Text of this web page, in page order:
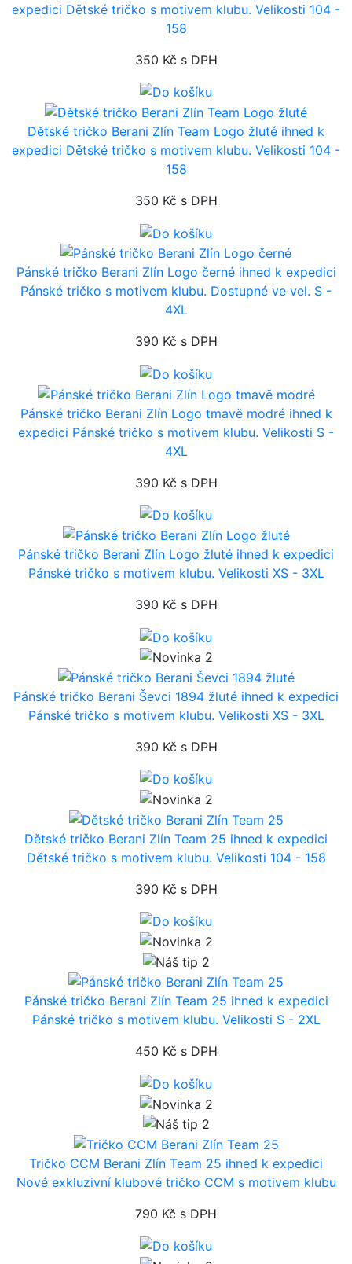
expedici Dětské tričko s motivem klubu. Velikosti 104 -
158
350 Kč s DPH
Dětské tričko Berani Zlín Team Logo žluté ihned k
expedici Dětské tričko s motivem klubu. Velikosti 104 -
158
350 Kč s DPH
Pánské tričko Berani Zlín Logo černé ihned k expedici
Pánské tričko s motivem klubu. Dostupné ve vel. S -
4XL
390 Kč s DPH
Pánské tričko Berani Zlín Logo tmavě modré ihned k
expedici Pánské tričko s motivem klubu. Velikosti S -
4XL
390 Kč s DPH
Pánské tričko Berani Zlín Logo žluté ihned k expedici
Pánské tričko s motivem klubu. Velikosti XS - 3XL
390 Kč s DPH
Pánské tričko Berani Ševci 1894 žluté ihned k expedici
Pánské tričko s motivem klubu. Velikosti XS - 3XL
390 Kč s DPH
Dětské tričko Berani Zlín Team 25 ihned k expedici
Dětské tričko s motivem klubu. Velikosti 104 - 158
390 Kč s DPH
Pánské tričko Berani Zlín Team 25 ihned k expedici
Pánské tričko s motivem klubu. Velikosti S - 2XL
450 Kč s DPH
Tričko CCM Berani Zlín Team 25 ihned k expedici
Nové exkluzivní klubové tričko CCM s motivem klubu
790 Kč s DPH